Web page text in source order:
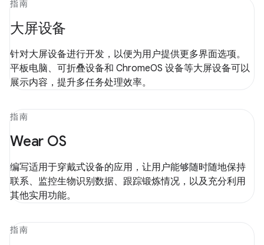
指南
大屏设备
针对大屏设备进行开发，以便为用户提供更多界面选项。
平板电脑、可折叠设备和 ChromeOS 设备等大屏设备可以
展示内容，提升多任务处理效率。
指南
Wear OS
编写适用于穿戴式设备的应用，让用户能够随时随地保持
联系、监控生物识别数据、跟踪锻炼情况，以及充分利用
其他实用功能。
指南